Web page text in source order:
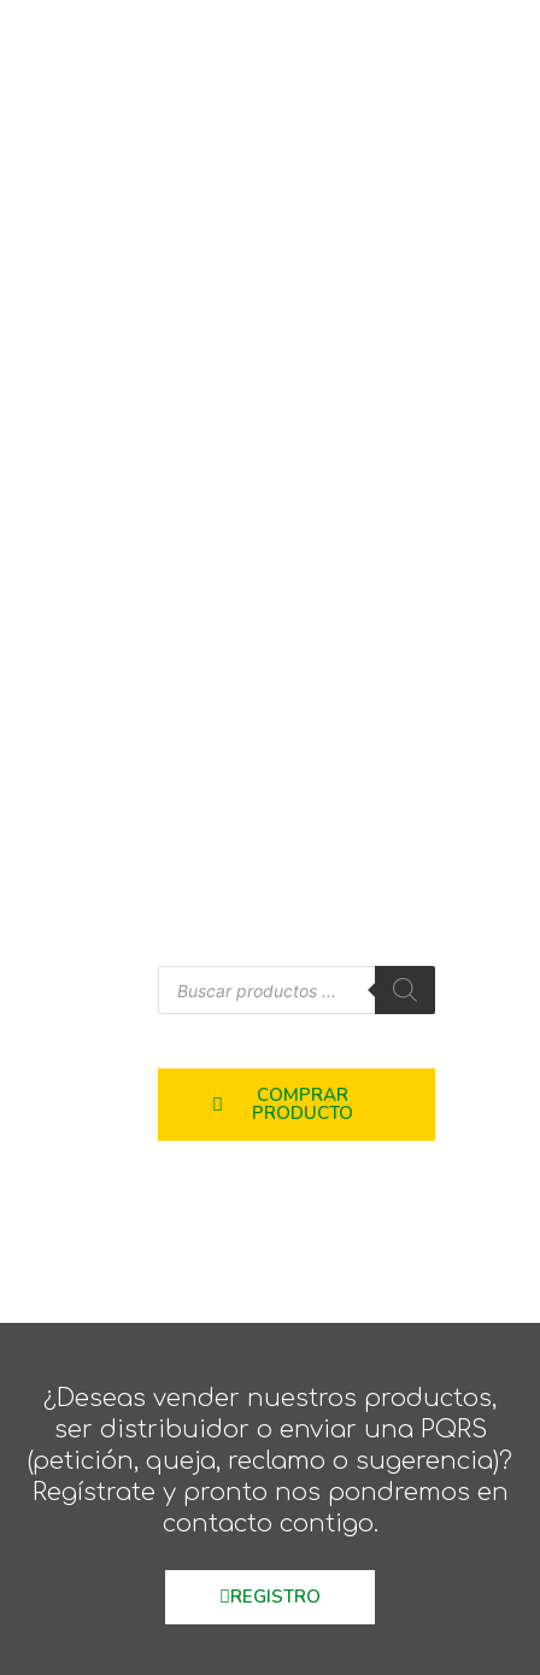
COMPRAR
PRODUCTO
¿Deseas vender nuestros productos,
ser distribuidor o enviar una PQRS
(petición, queja, reclamo o sugerencia)?
Regístrate y pronto nos pondremos en
contacto contigo.
REGISTRO